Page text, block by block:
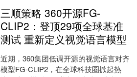
三顺策略 360开源FG-
CLIP2：登顶29项全球基准
测试 重新定义视觉语言模型
近期，360集团低调开源的视觉语言对齐
模型FG-CLIP2，在全球科技圈掀起热